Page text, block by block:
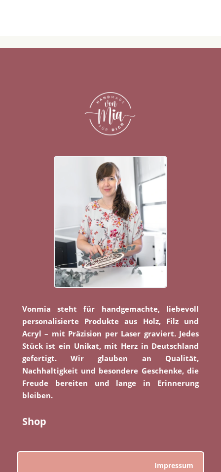
Vonmia steht für handgemachte, liebevoll
personalisierte Produkte aus Holz, Filz und
Acryl – mit Präzision per Laser graviert. Jedes
Stück ist ein Unikat, mit Herz in Deutschland
gefertigt. Wir glauben an Qualität,
Nachhaltigkeit und besondere Geschenke, die
Freude bereiten und lange in Erinnerung
bleiben.
Shop
Impressum